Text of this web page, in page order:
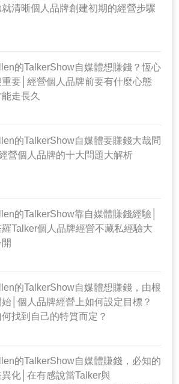
就清晰個人品牌創建初期的經營步驟
的TalkerShow自媒體想賺錢？恆心
重要│經營個人品牌前要有什麼心態
能走長久
的TalkerShow自媒體要賺錢大哉問
經營個人品牌的十大問題大解析
的TalkerShow靠自媒體賺錢經驗│
羅Talker個人品牌經營不藏私經驗大
的TalkerShow自媒體想賺錢，由根
始│個人品牌經營上如何設定目標？
找到自己的特質而定？
的TalkerShow自媒體賺錢，必知的
異化│在有感說當Talker與